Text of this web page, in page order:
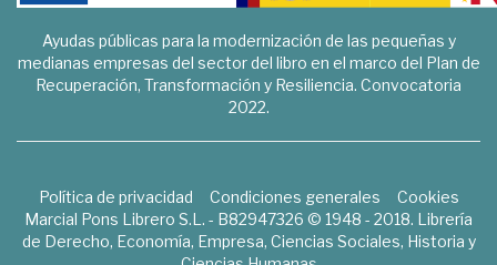
Ayudas públicas para la modernización de las pequeñas y
medianas empresas del sector del libro en el marco del Plan de
Recuperación, Transformación y Resiliencia. Convocatoria
2022.
Política de privacidad Condiciones generales
Cookies
Marcial Pons Librero S.L. - B82947326 © 1948 - 2018. Librería
de Derecho, Economía, Empresa, Ciencias Sociales, Historia y